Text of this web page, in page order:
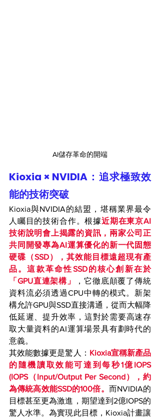
AI儲存革命的開端
Kioxia × NVIDIA：追求極致效
能的技術突破
Kioxia與NVIDIA的結盟，堪稱業界最令
人矚目的技術合作。根據近期在東京AI
技術說明會上揭露的資訊，兩家公司正
共同開發專為AI運算優化的新一代固態
硬碟（SSD），其效能目標遠超現有產
品。這款革命性SSD的核心創新在於
「GPU直連架構」
，它徹底顛覆了傳統
資料流必須透過CPU中轉的模式。新架
構允許GPU與SSD直接溝通，從而大幅降
低延遲、提升效率，這對於需要高速存
取大量資料的AI運算場景具有劃時代的
意義。
其效能數據更是驚人： Kioxia宣稱新產品
的隨機讀取效能可達到每秒1億IOPS
(IOPS（Input/Output Per Second）
，約
為傳統高效能SSD的100倍。 而NVIDIA的
目標甚至更為激進，期望達到2億IOPS的
驚人水準。為實現此目標，Kioxia計畫讓